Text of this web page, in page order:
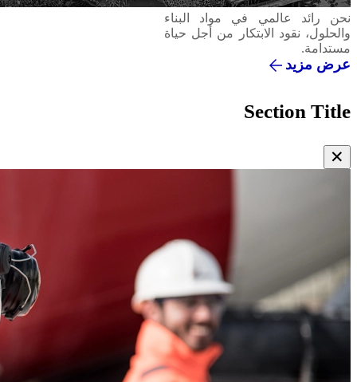
الأسمنت
Contact Us
نحن رائد عالمي في مواد البناء
والحلول، نقود الابتكار من أجل حياة
مستدامة.
عرض مزيد
Section Title
✕